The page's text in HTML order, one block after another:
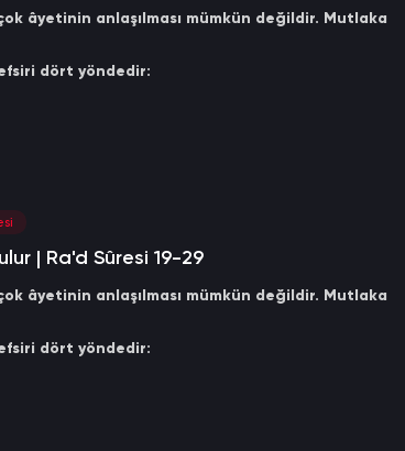
âyetinin anlaşılması mümkün değildir. Mutlaka
dört yöndedir:
| Ra'd Sûresi 19-29
âyetinin anlaşılması mümkün değildir. Mutlaka
dört yöndedir: